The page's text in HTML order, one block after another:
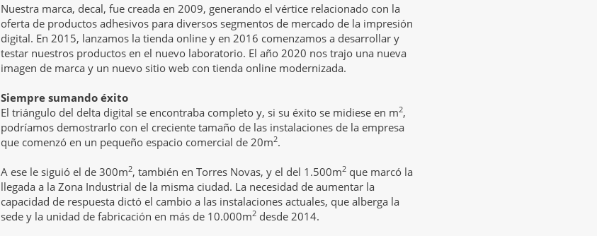
Nuestra marca, decal, fue creada en 2009, generando el vértice relacionado con la
oferta de productos adhesivos para diversos segmentos de mercado de la impresión
digital. En 2015, lanzamos la tienda online y en 2016 comenzamos a desarrollar y
testar nuestros productos en el nuevo laboratorio. El año 2020 nos trajo una nueva
imagen de marca y un nuevo sitio web con tienda online modernizada.
Siempre sumando éxito
El triángulo del delta digital se encontraba completo y, si su éxito se midiese en m2,
podríamos demostrarlo con el creciente tamaño de las instalaciones de la empresa
que comenzó en un pequeño espacio comercial de 20m2.
A ese le siguió el de 300m2, también en Torres Novas, y el del 1.500m2 que marcó la
llegada a la Zona Industrial de la misma ciudad. La necesidad de aumentar la
capacidad de respuesta dictó el cambio a las instalaciones actuales, que alberga la
sede y la unidad de fabricación en más de 10.000m2 desde 2014.